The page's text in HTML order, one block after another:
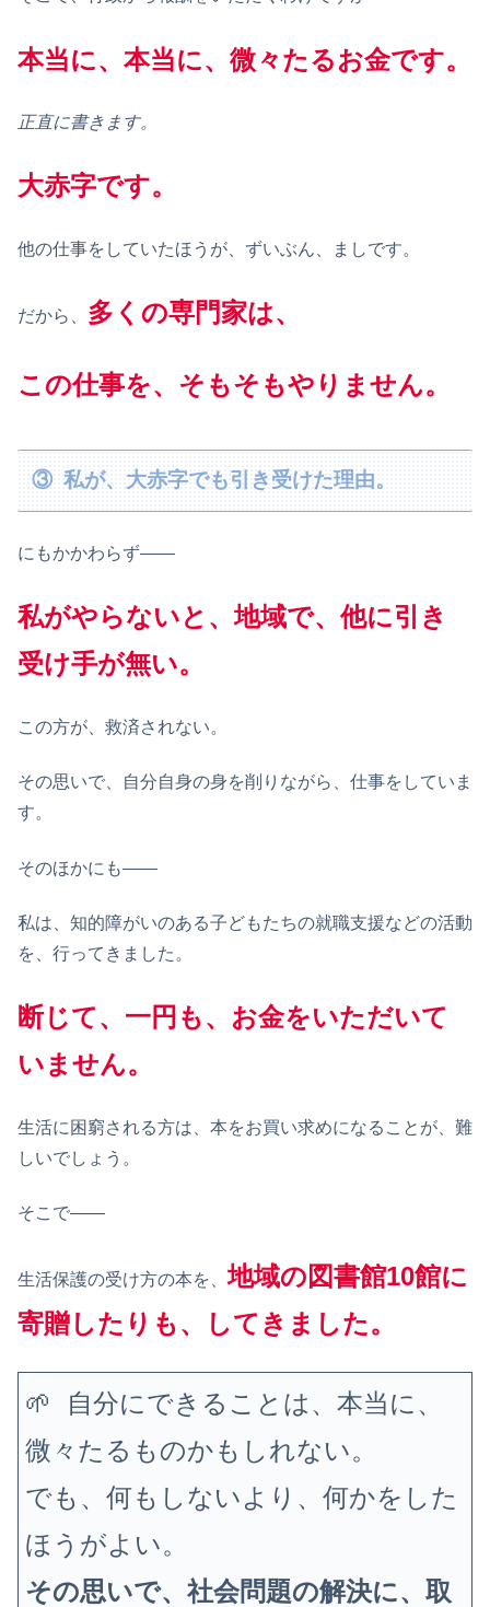
本当に、本当に、微々たるお金です。
正直に書きます。
大赤字です。
他の仕事をしていたほうが、ずいぶん、ましです。
だから、 多くの専門家は、
この仕事を、そもそもやりません。
③ 私が、大赤字でも引き受けた理由。
にもかかわらず——
私がやらないと、地域で、他に引き
受け手が無い。
この方が、救済されない。
その思いで、自分自身の身を削りながら、仕事をしていま
す。
そのほかにも——
私は、知的障がいのある子どもたちの就職支援などの活動
を、行ってきました。
断じて、一円も、お金をいただいて
いません。
生活に困窮される方は、本をお買い求めになることが、難
しいでしょう。
そこで——
生活保護の受け方の本を、地域の図書館10館に
寄贈したりも、してきました。
🌱 自分にできることは、本当に、
微々たるものかもしれない。
でも、何もしないより、何かをした
ほうがよい。
その思いで、社会問題の解決に、取